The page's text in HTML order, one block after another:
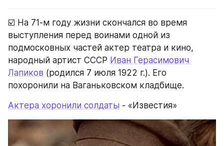
☑️ На 71-м году жизни скончался во время
выступления перед воинами одной из
подмосковных частей актер театра и кино,
народный артист СССР Иван Герасимович
Лапиков (родился 7 июля 1922 г.). Его
похоронили на Ваганьковском кладбище.
Актера хоронили солдаты - «Известия»